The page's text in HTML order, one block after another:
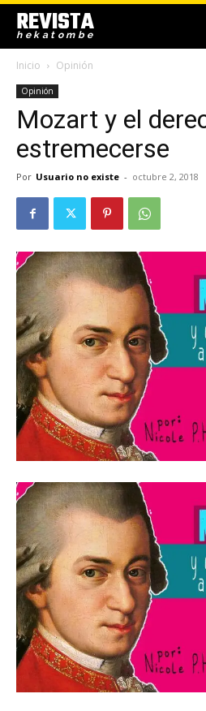
REVISTA
hekatombe
Inicio Opinión
Opinión
Mozart y el
estremecerse
Por Usuario no existe - octubre 2, 2018